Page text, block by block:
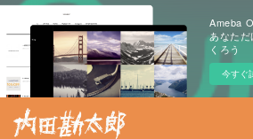
Ameba
あなた
くろう
今すぐ